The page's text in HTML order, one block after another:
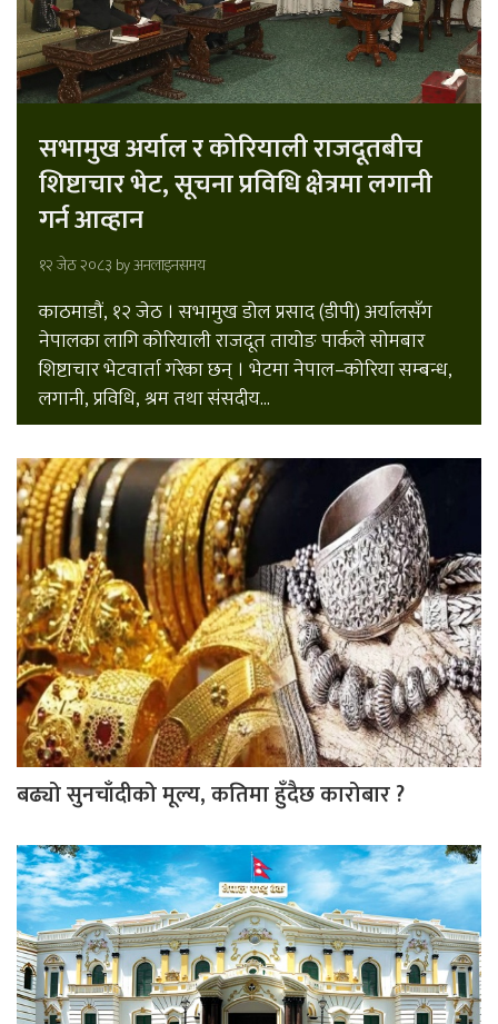
सभामुख अर्याल र कोरियाली राजदूतबीच
शिष्टाचार भेट, सूचना प्रविधि क्षेत्रमा लगानी
गर्न आव्हान
१२ जेठ २०८३ byअनलाइनसमय
काठमाडौं, १२ जेठ । सभामुख डोल प्रसाद (डीपी) अर्यालसँग
नेपालका लागि कोरियाली राजदूत तायोङ पार्कले सोमबार
शिष्टाचार भेटवार्ता गरेका छन् । भेटमा नेपाल–कोरिया सम्बन्ध,
लगानी, प्रविधि, श्रम तथा संसदीय...
बढ्यो सुनचाँदीको मूल्य, कतिमा हुँदैछ कारोबार ?